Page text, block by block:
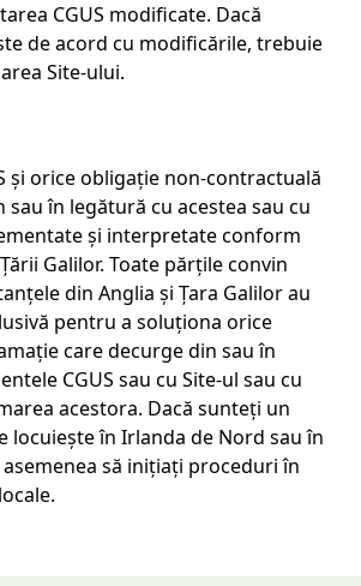
CGUS modificate. Dacă
de acord cu modificările, trebuie
Site-ului.
și orice obligație non-contractuală
sau în legătură cu acestea sau cu
și interpretate conform
Galilor. Toate părțile convin
din Anglia și Țara Galilor au
pentru a soluționa orice
care decurge din sau în
CGUS sau cu Site-ul sau cu
acestora. Dacă sunteți un
locuiește în Irlanda de Nord sau în
să inițiați proceduri în